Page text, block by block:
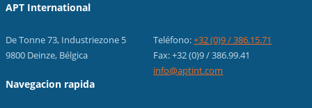
APT International
De Tonne 73, Industriezone 5
9800 Deinze, Bélgica
Teléfono:+32 (0)9 / 386.15.71
Fax: +32 (0)9 / 386.99.41
info@aptint.com
Navegacion rapida